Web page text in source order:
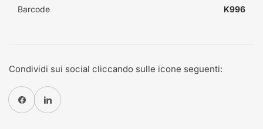
Barcode K996
Condividi sui social cliccando sulle icone seguenti:
Condividi su FacebookCondividi su Pinterest